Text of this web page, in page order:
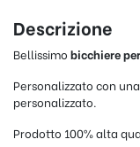
Descrizione
Bellissimo bicchiere
Personalizzato con
personalizzato.
Prodotto 100% alta